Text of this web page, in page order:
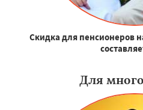
Скидка для пенсионеров
Для